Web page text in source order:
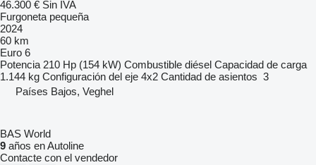
46.300 € Sin IVA
Furgoneta pequeña
2024
60 km
Euro 6
Potencia 210 Hp (154 kW) Combustible diésel Capacidad de carga
1.144 kg Configuración del eje 4x2 Cantidad de asientos 3
Países Bajos, Veghel
BAS World
9 años en Autoline
Contacte con el vendedor